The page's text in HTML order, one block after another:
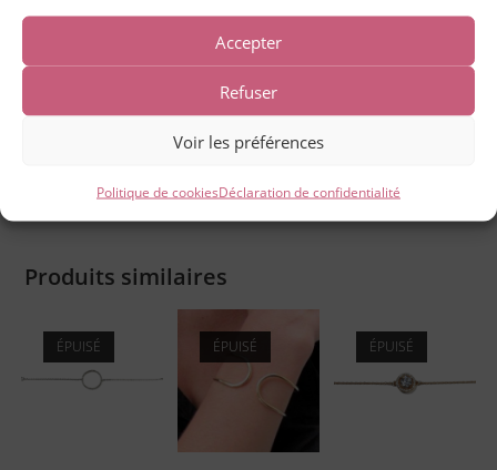
Accepter
Refuser
Voir les préférences
Politique de cookiesDéclaration de confidentialité
Bracelet Argent 925/1000 chaînette maille Forçat Motif
Produits similaires
ÉPUISÉ ÉPUISÉ ÉPUISÉ